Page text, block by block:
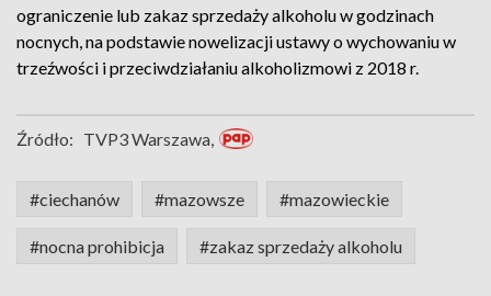
ograniczenie lub zakaz sprzedaży alkoholu w godzinach
nocnych, na podstawie nowelizacji ustawy o wychowaniu w
trzeźwości i przeciwdziałaniu alkoholizmowi z 2018 r.
Źródło: TVP3 Warszawa,
#ciechanów #mazowsze #mazowieckie
#nocna prohibicja #zakaz sprzedaży alkoholu